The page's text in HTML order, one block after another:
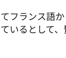
フランス語
いるとして